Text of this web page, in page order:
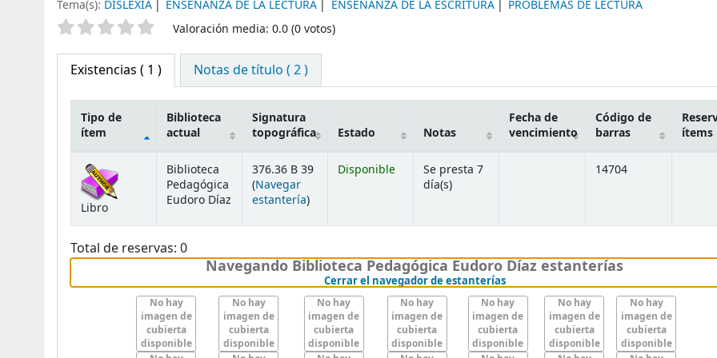
Tema(s): DISLEXIA ENSEÑANZA DE LA LECTURA ENSEÑANZA DE LA ESCRITURA PROBLEMAS DE LECTURA
Valoración Valoración media: 0.0 (0 votos)
Existencias ( 1 ) Notas de título ( 2 )
Existencias
Tipo de
ítem
Biblioteca
actual
Signatura
topográfica
Estado Notas
Fecha de
vencimiento
Código de
barras
ítems
Libro
Biblioteca
Pedagógica
Eudoro Díaz
376.36 B 39
(Navegar
estantería(Abre debajo)
)
Disponible
Se presta 7
día(s)
14704
Total de reservas: 0
Navegando Biblioteca Pedagógica Eudoro Díaz estanterías
Cerrar el navegador de estanterías(Oculta el navegador de estanterías)
No hay
imagen de
cubierta
disponible
No hay
imagen de
cubierta
disponible
No hay
imagen de
cubierta
disponible
No hay
imagen de
cubierta
disponible
No hay
imagen de
cubierta
disponible
No hay
imagen de
cubierta
disponible
No hay
imagen de
cubierta
disponible